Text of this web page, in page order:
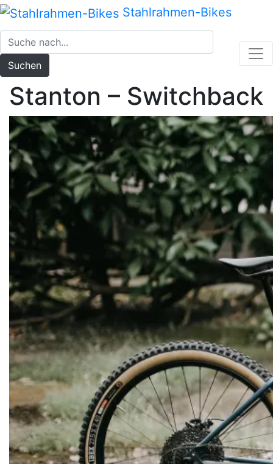
Zum
Inhalt
springen
Stahlrahmen-Bikes
Suchen
Stanton – Switchback